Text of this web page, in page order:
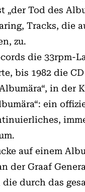
„der Tod des
Tracks, die
zu.
die 33rpm-
bis 1982 die
in
ein
auf einem
der Graaf
durch das